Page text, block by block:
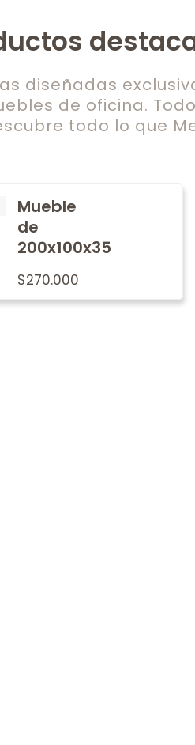
diseñadas
de oficina.
todo lo que
Mueble
de
200x100x35
$270.000